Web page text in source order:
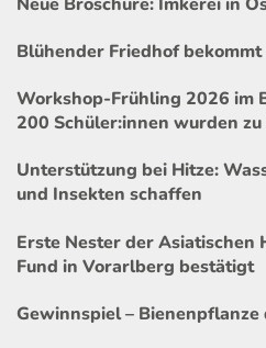
Blühender Friedhof
Workshop-Frühling 2026 im
200 Schüler:innen wurden
Unterstützung bei Hitze:
und Insekten schaffen
Erste Nester der Asiatischen
Fund in Vorarlberg bestätigt
Gewinnspiel – Bienenpflanze